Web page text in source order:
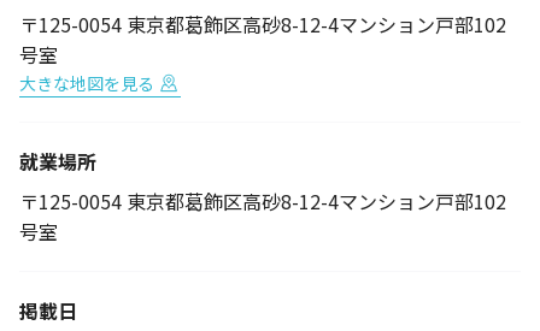
〒125-0054 東京都葛飾区高砂8-12-4マンション戸部102
号室
大きな地図を見る
就業場所
〒125-0054 東京都葛飾区高砂8-12-4マンション戸部102
号室
掲載日